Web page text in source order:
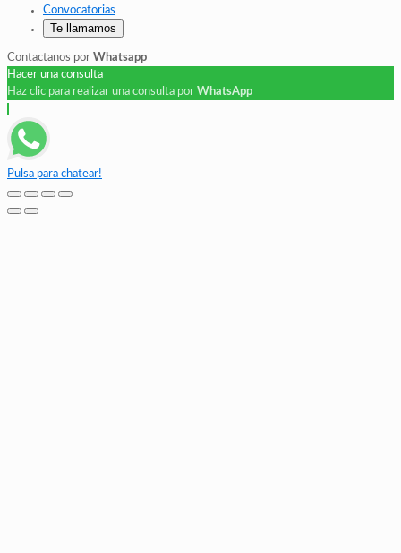
Convocatorias
Te llamamos
Contactanos por Whatsapp
Hacer una consulta
Haz clic para realizar una consulta por WhatsApp
Pulsa para chatear!